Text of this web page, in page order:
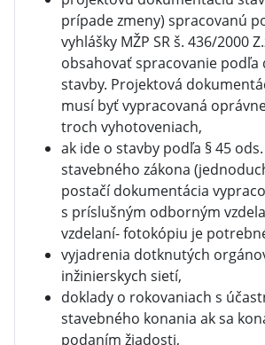
prípade zmeny) spracovanú
vyhlášky MŽP SR š. 436/2000
obsahovať spracovanie podľa
stavby. Projektová
musí byť vypracovaná
troch vyhotoveniach,
ak ide o stavby podľa § 45
stavebného zákona
postačí dokumentácia
s príslušným odborným
vzdelaní- fotokópiu je
vyjadrenia dotknutých
inžinierskych sietí,
doklady o rokovaniach s
stavebného konania ak sa
podaním žiadosti,